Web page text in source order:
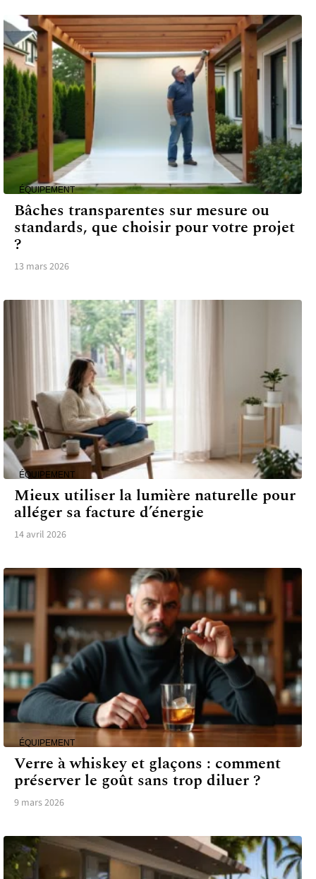
ÉQUIPEMENT
Bâches transparentes sur mesure ou
standards, que choisir pour votre projet
?
13 mars 2026
ÉQUIPEMENT
Mieux utiliser la lumière naturelle pour
alléger sa facture d’énergie
14 avril 2026
ÉQUIPEMENT
Verre à whiskey et glaçons : comment
préserver le goût sans trop diluer ?
9 mars 2026